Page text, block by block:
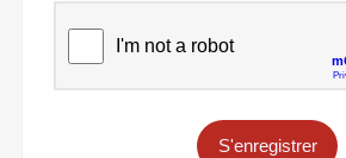
S'enregistrer